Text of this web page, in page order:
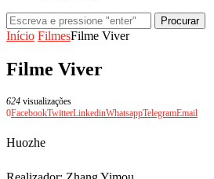
Procurar
Início FilmesFilme Viver
Filme Viver
624 visualizações
0FacebookTwitterLinkedinWhatsappTelegramEmail
Huozhe